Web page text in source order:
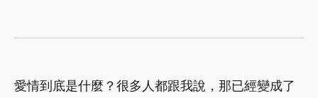
愛情到底是什麼？很多人都跟我說，那已經變成了